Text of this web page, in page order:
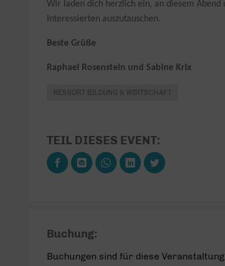
Wir laden dich herzlich ein, an diesem
Interessierten auszutauschen.
Beste Grüße
Raphael Rosenstein und Sabine Krix
RESSORT BILDUNG & WIRTSCHAFT
TEIL DIESES EVENT:
Buchung:
Buchungen sind für diese